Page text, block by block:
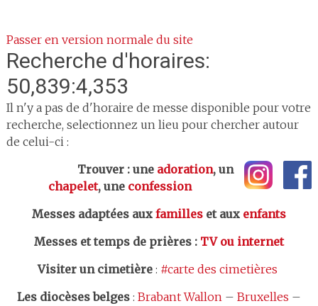
Passer en version normale du site
Recherche d'horaires:
50,839:4,353
Il n'y a pas de d'horaire de messe disponible pour votre
recherche, selectionnez un lieu pour chercher autour
de celui-ci :
Trouver : une adoration, un
chapelet, une confession
Messes adaptées aux familleset aux enfants
Messes et temps de prières: TV ou internet
Visiter un cimetière: #carte des cimetières
Les diocèses belges: Brabant Wallon– Bruxelles –